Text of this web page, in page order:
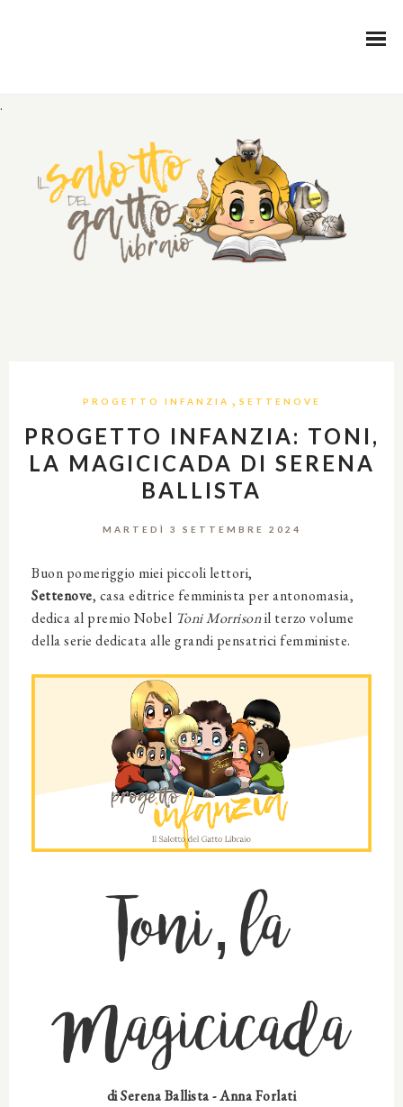
.
PROGETTO INFANZIA , SETTENOVE
PROGETTO INFANZIA: TONI,
LA MAGICICADA DI SERENA
BALLISTA
MARTEDÌ 3 SETTEMBRE 2024
Buon pomeriggio miei piccoli lettori,
Settenove, casa editrice femminista per antonomasia,
dedica al premio Nobel Toni Morrisonil terzo volume
della serie dedicata alle grandi pensatrici femministe.
Toni, la
Magicicada
diSerena Ballista - Anna Forlati